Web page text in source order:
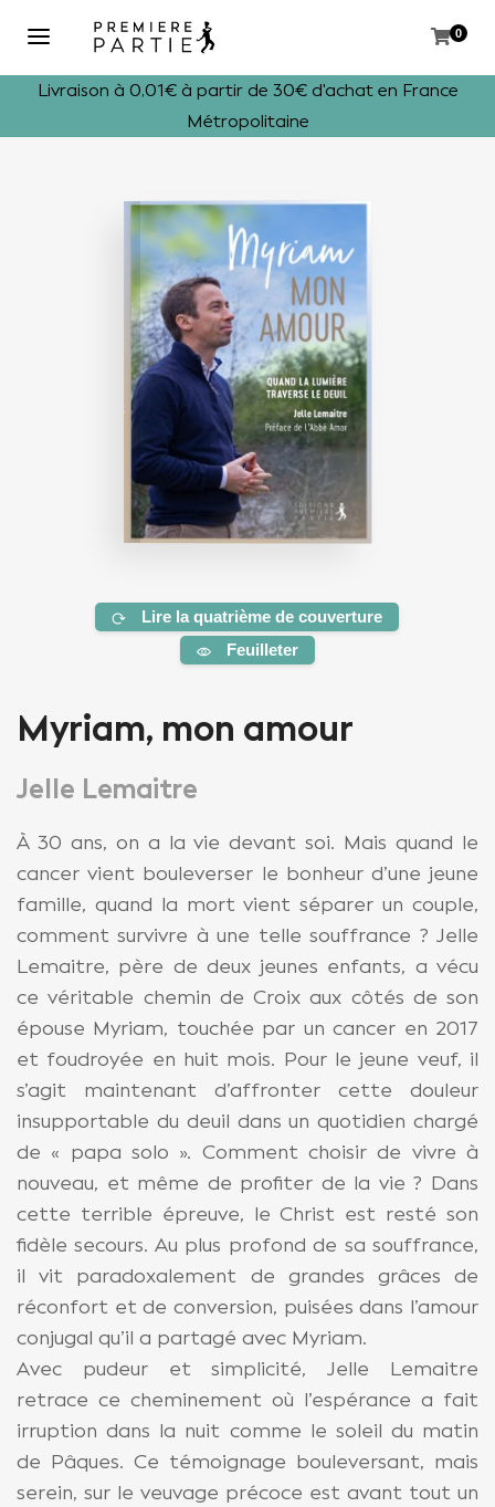
0
Livraison à 0,01€ à partir de 30€ d'achat en France
Métropolitaine
Lire la quatrième de couverture
Feuilleter
Myriam, mon amour
Jelle Lemaitre
À 30 ans, on a la vie devant soi. Mais quand le
cancer vient bouleverser le bonheur d’une jeune
famille, quand la mort vient séparer un couple,
comment survivre à une telle souffrance ? Jelle
Lemaitre, père de deux jeunes enfants, a vécu
ce véritable chemin de Croix aux côtés de son
épouse Myriam, touchée par un cancer en 2017
et foudroyée en huit mois. Pour le jeune veuf, il
s’agit maintenant d’affronter cette douleur
insupportable du deuil dans un quotidien chargé
de « papa solo ». Comment choisir de vivre à
nouveau, et même de profiter de la vie ? Dans
cette terrible épreuve, le Christ est resté son
fidèle secours. Au plus profond de sa souffrance,
il vit paradoxalement de grandes grâces de
réconfort et de conversion, puisées dans l’amour
conjugal qu’il a partagé avec Myriam.
Avec pudeur et simplicité, Jelle Lemaitre
retrace ce cheminement où l’espérance a fait
irruption dans la nuit comme le soleil du matin
de Pâques. Ce témoignage bouleversant, mais
serein, sur le veuvage précoce est avant tout un